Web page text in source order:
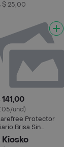
$ 25,00
141,00
und)
Protector
Brisa Sin
Perfume